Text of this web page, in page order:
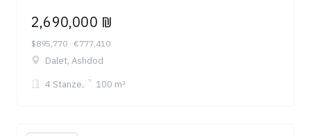
2,690,000 ₪
$895,770 · €777,410
Dalet, Ashdod
4 Stanze
100 m²